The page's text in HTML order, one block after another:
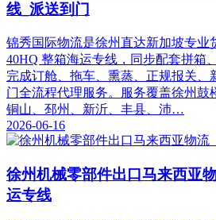
线_派送到门
锦秀国际物流是徐州直达新加坡专业
40HQ 整箱海运专线，同步配套拼箱
完成订舱、拖车、熏蒸、正规报关、
门全流程代理服务。服务覆盖徐州鼓
铜山、邳州、新沂、丰县、沛…
2026-06-16
徐州机械零部件出口马来西亚
运专线